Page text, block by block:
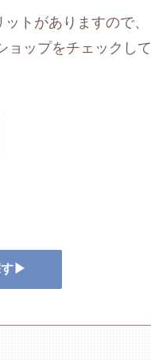
トがありますので、
ョップをチェックして
す▶